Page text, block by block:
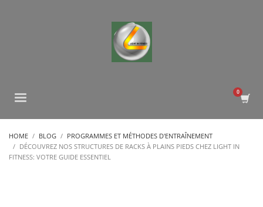
HOME BLOG
PROGRAMMES ET MÉTHODES D'ENTRAÎNEMENT
DÉCOUVREZ NOS STRUCTURES DE RACKS À PLAINS PIEDS CHEZ LIGHT IN
FITNESS: VOTRE GUIDE ESSENTIEL